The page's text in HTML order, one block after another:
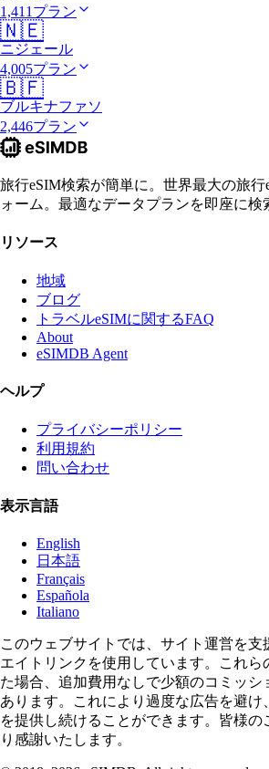
1,411プラン
🇳🇪
ニジェール
4,005プラン
🇧🇫
ブルキナファソ
2,446プラン
旅行eSIM検索が簡単に。世界最大の旅行
ォーム。最適なデータプランを即座に検
リソース
地域
ブログ
トラベルeSIMに関するFAQ
About
eSIMDB Agent
ヘルプ
プライバシーポリシー
利用規約
問い合わせ
表示言語
English
日本語
Français
Española
Italiano
このウェブサイトでは、サイト運営を支
エイトリンクを使用しています。これら
た場合、追加費用なしで少額のコミッシ
あります。これにより過度な広告を避け
を提供し続けることができます。皆様の
り感謝いたします。